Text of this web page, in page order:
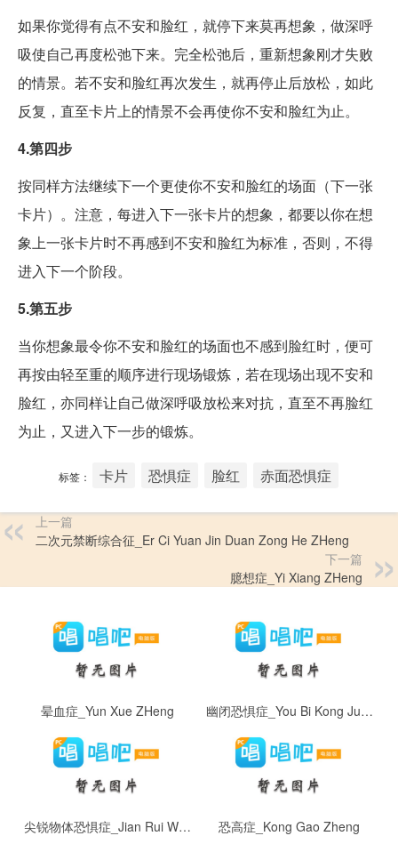
如果你觉得有点不安和脸红，就停下来莫再想象，做深呼
吸使自己再度松弛下来。完全松弛后，重新想象刚才失败
的情景。若不安和脸红再次发生，就再停止后放松，如此
反复，直至卡片上的情景不会再使你不安和脸红为止。
4.第四步
按同样方法继续下一个更使你不安和脸红的场面（下一张
卡片）。注意，每进入下一张卡片的想象，都要以你在想
象上一张卡片时不再感到不安和脸红为标准，否则，不得
进入下一个阶段。
5.第五步
当你想象最令你不安和脸红的场面也不感到脸红时，便可
再按由轻至重的顺序进行现场锻炼，若在现场出现不安和
脸红，亦同样让自己做深呼吸放松来对抗，直至不再脸红
为止，又进入下一步的锻炼。
标签： 卡片 恐惧症 脸红 赤面恐惧症
上一篇
二次元禁断综合征_Er Ci Yuan Jin Duan Zong He ZHeng
下一篇
臆想症_Yi Xiang ZHeng
晕血症_Yun Xue ZHeng 幽闭恐惧症_You Bi Kong Ju ZHeng
尖锐物体恐惧症_Jian Rui Wu Ti Kong Ju Zheng 恐高症_Kong Gao Zheng